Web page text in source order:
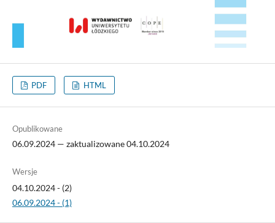
PDF HTML
Opublikowane
06.09.2024 — zaktualizowane 04.10.2024
Wersje
04.10.2024 - (2)
06.09.2024 - (1)